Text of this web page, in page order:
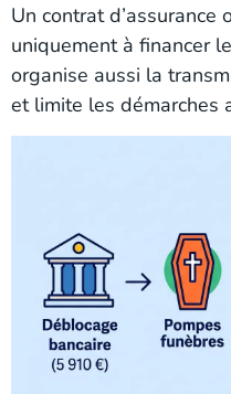
Un contrat d’assurance
uniquement à financer
organise aussi la
et limite les démarches